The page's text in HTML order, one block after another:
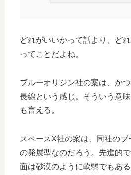
どれがいいかって話より、ど
ってことだよね。
ブルーオリジン社の案は、か
長線という感じ。そういう意
も言える。
スペースX社の案は、同社のブ
の発展型なのだろう。先進的
面は砂漠のように軟弱でもあ